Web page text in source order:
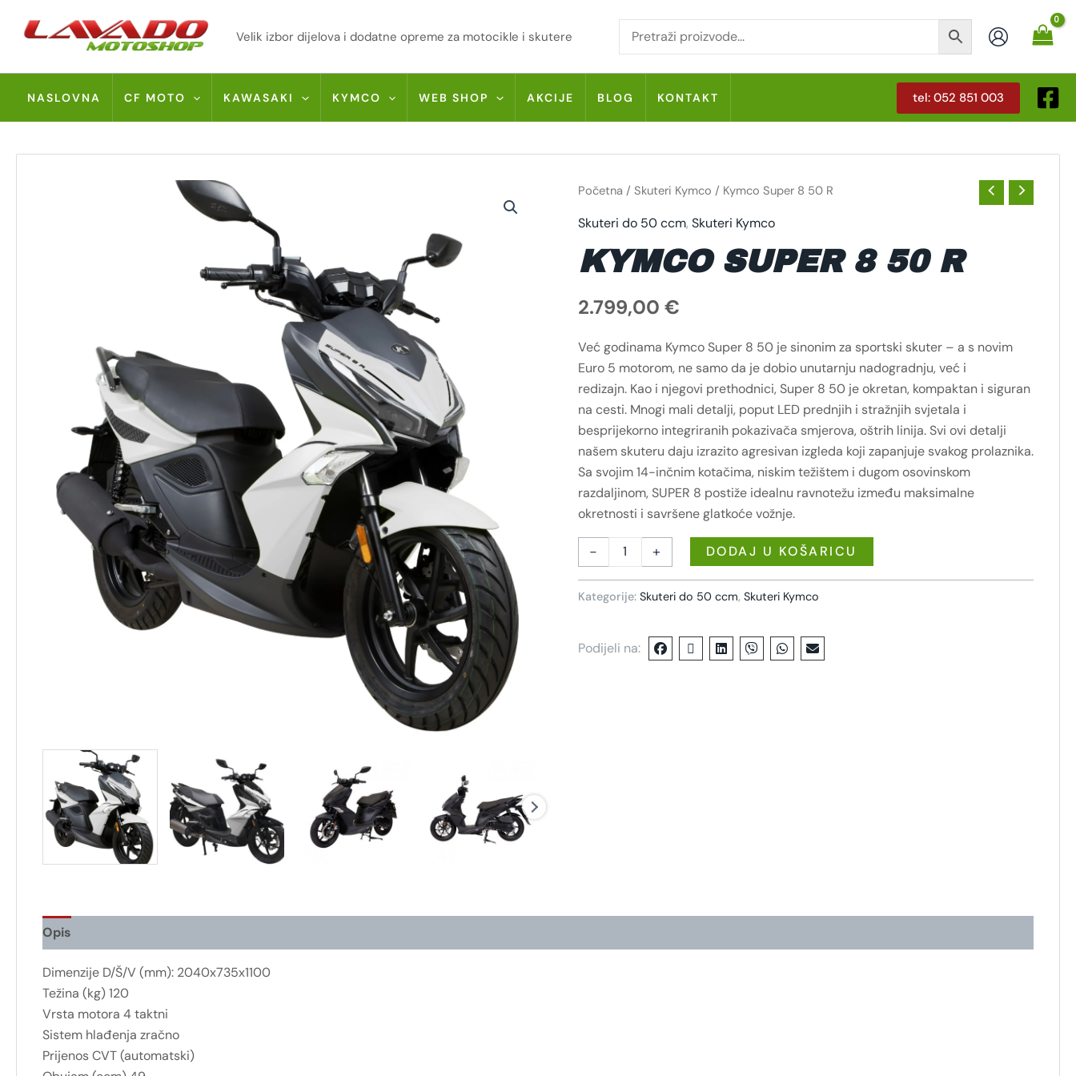
Velik izbor dijelova i dodatne opreme za motocikle i skutere
NASLOVNA CF MOTO KAWASAKI KYMCO WEB SHOP AKCIJE BLOG KONTAKT tel: 052 851 003
Početna / Skuteri Kymco / Kymco Super 8 50 R
Skuteri do 50 ccm, Skuteri Kymco
KYMCO SUPER 8 50 R
2.799,00 €
Već godinama Kymco Super 8 50 je sinonim za sportski skuter – a s novim
Euro 5 motorom, ne samo da je dobio unutarnju nadogradnju, već i
redizajn. Kao i njegovi prethodnici, Super 8 50 je okretan, kompaktan i siguran
na cesti. Mnogi mali detalji, poput LED prednjih i stražnjih svjetala i
besprijekorno integriranih pokazivača smjerova, oštrih linija. Svi ovi detalji
našem skuteru daju izrazito agresivan izgleda koji zapanjuje svakog prolaznika.
Sa svojim 14-inčnim kotačima, niskim težištem i dugom osovinskom
razdaljinom, SUPER 8 postiže idealnu ravnotežu između maksimalne
okretnosti i savršene glatkoće vožnje.
-
KYMCO
SUPER
50
+ DODAJ U KOŠARICU
Kategorije: Skuteri do 50 ccm, Skuteri Kymco
Podijeli na:
Opis
Dimenzije D/Š/V (mm): 2040x735x1100
Težina (kg) 120
Vrsta motora 4 taktni
Sistem hlađenja zračno
Prijenos CVT (automatski)